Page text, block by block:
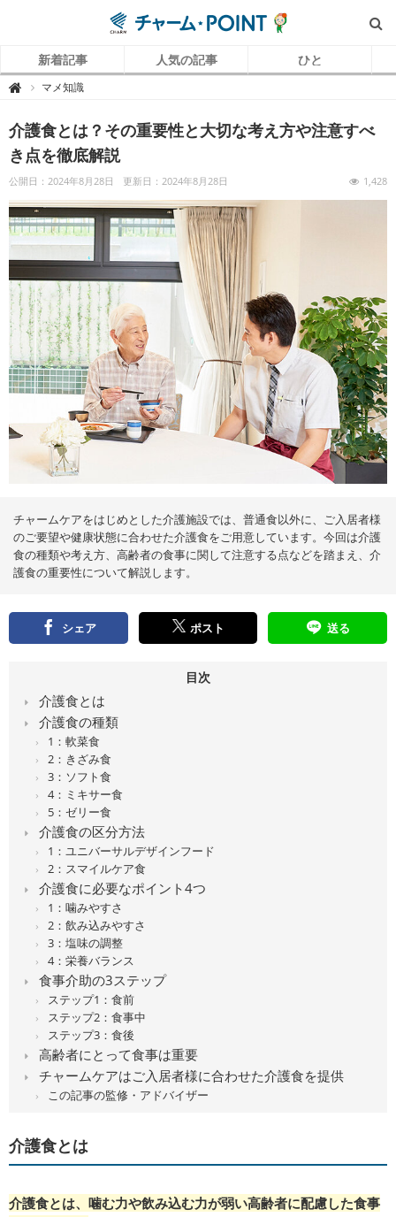
新着記事 人気の記事 ひと
 チ
P
O
I
N
（
ャ
ー
ム
ポ
イ
ト
）
｜
介
護
で
働
く
リ
ア
ル
を
伝
情
報
デ
ィ
マメ知識
介護食とは？その重要性と大切な考え方や注意すべ
き点を徹底解説
公開日：2024年8月28日 更新日：2024年8月28日 1,428
チャームケアをはじめとした介護施設では、普通食以外に、ご入居者様
のご要望や健康状態に合わせた介護食をご用意しています。今回は介護
食の種類や考え方、高齢者の食事に関して注意する点などを踏まえ、介
護食の重要性について解説します。
シェア ポスト 送る
目次
介護食とは
介護食の種類
1：軟菜食
2：きざみ食
3：ソフト食
4：ミキサー食
5：ゼリー食
介護食の区分方法
1：ユニバーサルデザインフード
2：スマイルケア食
介護食に必要なポイント4つ
1：噛みやすさ
2：飲み込みやすさ
3：塩味の調整
4：栄養バランス
食事介助の3ステップ
ステップ1：食前
ステップ2：食事中
ステップ3：食後
高齢者にとって食事は重要
チャームケアはご入居者様に合わせた介護食を提供
この記事の監修・アドバイザー
介護食とは
介護食とは、噛む力や飲み込む力が弱い高齢者に配慮した食事